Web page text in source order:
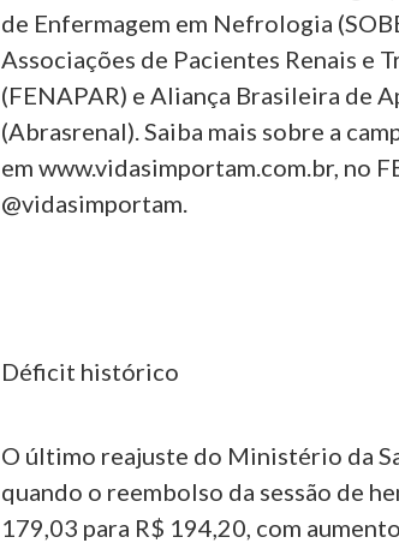
de Enfermagem em Nefrologia
Associações de Pacientes Renais e
(FENAPAR) e Aliança Brasileira de
(Abrasrenal). Saiba mais sobre a
em www.vidasimportam.com.br, no
@vidasimportam.
Déficit histórico
O último reajuste do Ministério da
quando o reembolso da sessão de
179,03 para R$ 194,20, com